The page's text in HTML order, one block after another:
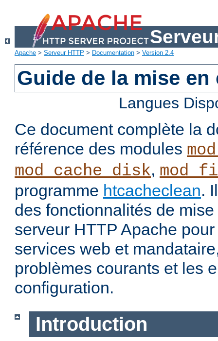
Apache > Serveur HTTP > Documentation > Version 2.4
Guide de la mise en
Langues
Ce document complète la
référence des modules
mod_cache_disk,
programme htcacheclean.
des fonctionnalités de
serveur HTTP Apache
services web et
problèmes courants et les
configuration.
Introduction